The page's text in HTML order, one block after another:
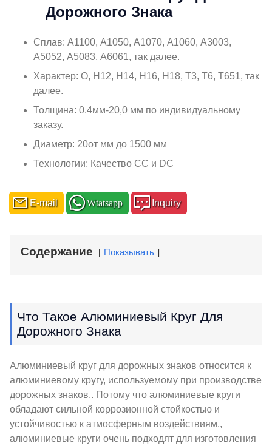
Дорожного Знака
Сплав: А1100, А1050, А1070, А1060, А3003,
А5052, А5083, А6061, так далее.
Характер: О, Н12, Н14, Н16, Н18, Т3, Т6, Т651, так
далее.
Толщина: 0.4мм-20,0 мм по индивидуальному
заказу.
Диаметр: 20от мм до 1500 мм
Технологии: Качество CC и DC
E-mail Wtatsapp Inquiry
Содержание Показывать
Что Такое Алюминиевый Круг Для
Дорожного Знака
Алюминиевый круг для дорожных знаков относится к
алюминиевому кругу, используемому при производстве
дорожных знаков.. Потому что алюминиевые круги
обладают сильной коррозионной стойкостью и
устойчивостью к атмосферным воздействиям.,
алюминиевые круги очень подходят для изготовления